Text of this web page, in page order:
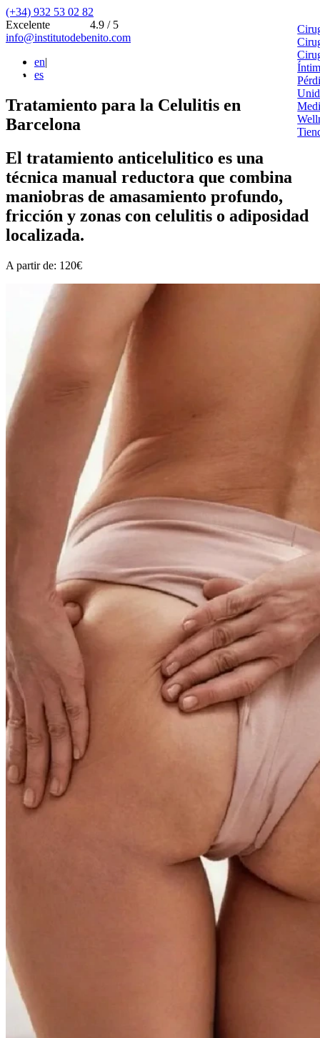
(+34) 932 53 02 82
Excelente
4.9 / 5
info@institutodebenito.com
en|
es
Tratamiento para la Celulitis en
Barcelona
El tratamiento anticelulitico es una
técnica manual reductora que combina
maniobras de amasamiento profundo,
fricción y zonas con celulitis o adiposidad
localizada.
A partir de: 120€